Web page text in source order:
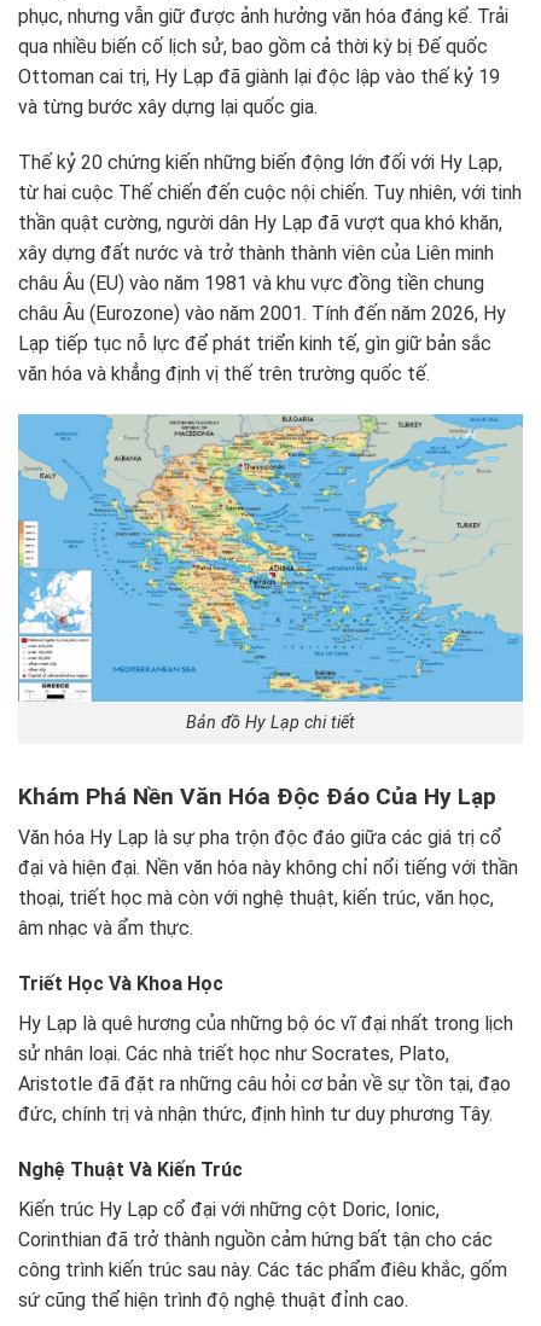
phục, nhưng vẫn giữ được ảnh hưởng văn hóa đáng kể. Trải
qua nhiều biến cố lịch sử, bao gồm cả thời kỳ bị Đế quốc
Ottoman cai trị, Hy Lạp đã giành lại độc lập vào thế kỷ 19
và từng bước xây dựng lại quốc gia.
Thế kỷ 20 chứng kiến những biến động lớn đối với Hy Lạp,
từ hai cuộc Thế chiến đến cuộc nội chiến. Tuy nhiên, với tinh
thần quật cường, người dân Hy Lạp đã vượt qua khó khăn,
xây dựng đất nước và trở thành thành viên của Liên minh
châu Âu (EU) vào năm 1981 và khu vực đồng tiền chung
châu Âu (Eurozone) vào năm 2001. Tính đến năm 2026, Hy
Lạp tiếp tục nỗ lực để phát triển kinh tế, gìn giữ bản sắc
văn hóa và khẳng định vị thế trên trường quốc tế.
Bản đồ Hy Lạp chi tiết
Khám Phá Nền Văn Hóa Độc Đáo Của Hy Lạp
Văn hóa Hy Lạp là sự pha trộn độc đáo giữa các giá trị cổ
đại và hiện đại. Nền văn hóa này không chỉ nổi tiếng với thần
thoại, triết học mà còn với nghệ thuật, kiến trúc, văn học,
âm nhạc và ẩm thực.
Triết Học Và Khoa Học
Hy Lạp là quê hương của những bộ óc vĩ đại nhất trong lịch
sử nhân loại. Các nhà triết học như Socrates, Plato,
Aristotle đã đặt ra những câu hỏi cơ bản về sự tồn tại, đạo
đức, chính trị và nhận thức, định hình tư duy phương Tây.
Nghệ Thuật Và Kiến Trúc
Kiến trúc Hy Lạp cổ đại với những cột Doric, Ionic,
Corinthian đã trở thành nguồn cảm hứng bất tận cho các
công trình kiến trúc sau này. Các tác phẩm điêu khắc, gốm
sứ cũng thể hiện trình độ nghệ thuật đỉnh cao.